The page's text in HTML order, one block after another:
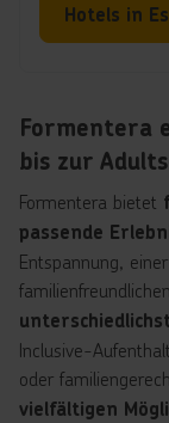
Hotels in
Formentera
bis zur
Formentera bietet
passende
Entspannung,
Inclusive-
oder
vielfältigen